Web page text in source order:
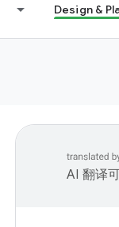
Design &
AI 翻译